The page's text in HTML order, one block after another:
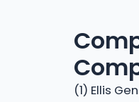
(1) Ellis